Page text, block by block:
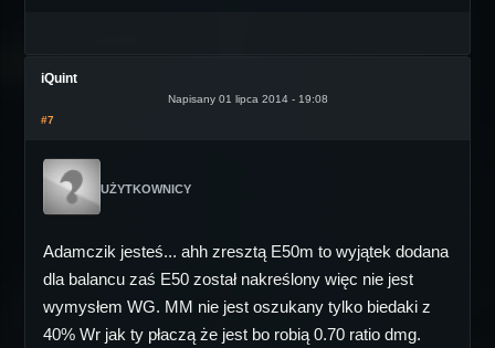
iQuint
Napisany 01 lipca 2014 - 19:08
#7
UŻYTKOWNICY
Adamczik jesteś... ahh zresztą E50m to wyjątek dodana
dla balancu zaś E50 został nakreślony więc nie jest
wymysłem WG. MM nie jest oszukany tylko biedaki z
40% Wr jak ty płaczą że jest bo robią 0.70 ratio dmg.